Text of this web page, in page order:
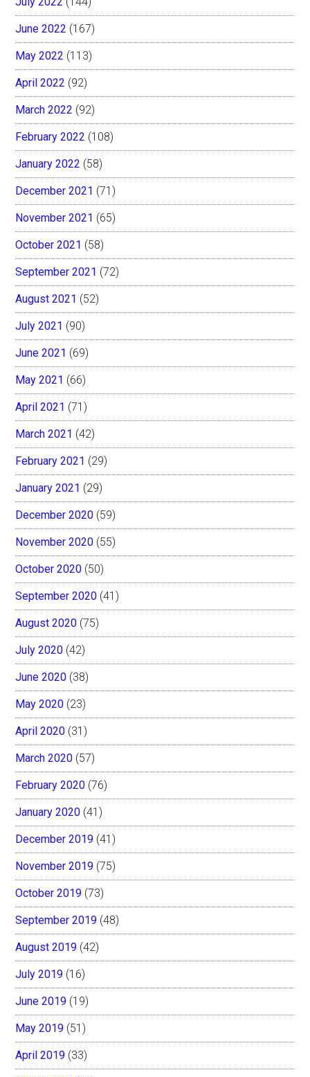
June 2022 (167)
May 2022 (113)
April 2022 (92)
March 2022 (92)
February 2022 (108)
January 2022 (58)
December 2021 (71)
November 2021 (65)
October 2021 (58)
September 2021 (72)
August 2021 (52)
July 2021 (90)
June 2021 (69)
May 2021 (66)
April 2021 (71)
March 2021 (42)
February 2021 (29)
January 2021 (29)
December 2020 (59)
November 2020 (55)
October 2020 (50)
September 2020 (41)
August 2020 (75)
July 2020 (42)
June 2020 (38)
May 2020 (23)
April 2020 (31)
March 2020 (57)
February 2020 (76)
January 2020 (41)
December 2019 (41)
November 2019 (75)
October 2019 (73)
September 2019 (48)
August 2019 (42)
July 2019 (16)
June 2019 (19)
May 2019 (51)
April 2019 (33)